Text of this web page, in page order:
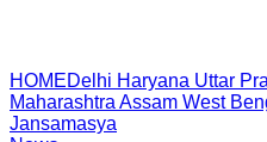
HOMEDelhi Haryana Uttar
Maharashtra Assam West
Jansamasya